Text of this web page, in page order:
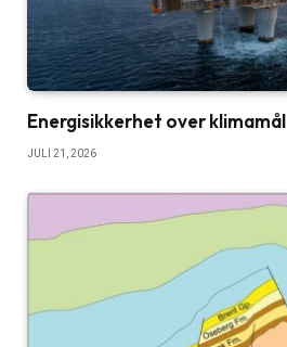
Energisikkerhet over klimamål
JULI 21, 2026